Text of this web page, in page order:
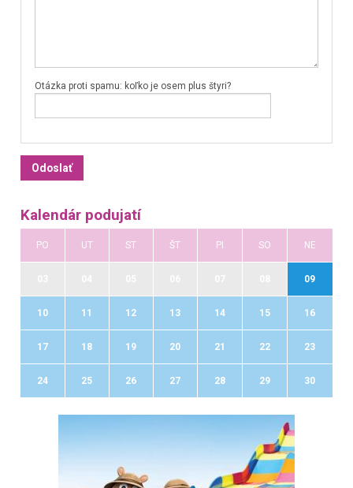
Otázka proti spamu: koľko je osem plus štyri?
Kalendár podujatí
PO UT ST ŠT PI SO NE
09
10 11 12 13 14 15 16
17 18 19 20 21 22 23
24 25 26 27 28 29 30